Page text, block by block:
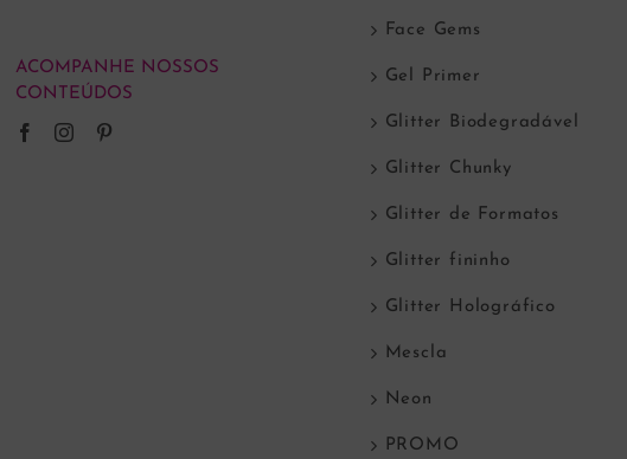
ACOMPANHE NOSSOS
CONTEÚDOS
Face Gems
Gel Primer
Glitter Biodegradável
Glitter Chunky
Glitter de Formatos
Glitter fininho
Glitter Holográfico
Mescla
Neon
PROMO